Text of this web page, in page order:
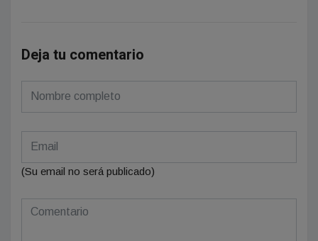
Deja tu comentario
(Su email no será publicado)